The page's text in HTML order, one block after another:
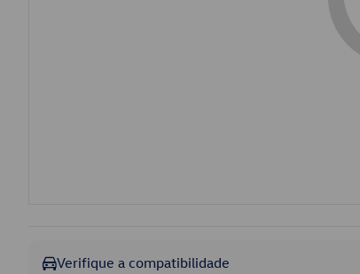
Verifique a compatibilidade